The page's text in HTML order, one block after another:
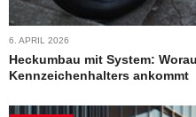
6. APRIL 2026
Heckumbau mit System:
Kennzeichenhalters ankommt